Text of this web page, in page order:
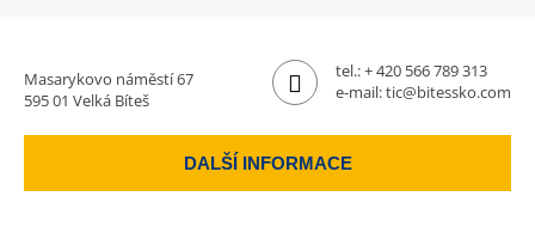
Masarykovo náměstí 67
595 01 Velká Bíteš
tel.:+ 420 566 789 313
e-mail:tic@bitessko.com
DALŠÍ INFORMACE